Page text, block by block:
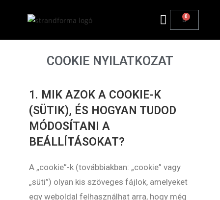
COOKIE NYILATKOZAT
1. MIK AZOK A COOKIE-K
(SÜTIK), ÉS HOGYAN TUDOD
MÓDOSÍTANI A
BEÁLLÍTÁSOKAT?
A „cookie”-k (továbbiakban: „cookie” vagy
„süti”) olyan kis szöveges fájlok, amelyeket
egy weboldal felhasználhat arra, hogy még